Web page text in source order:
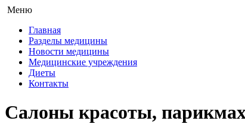
Меню
Главная
Разделы медицины
Новости медицины
Медицинские учреждения
Диеты
Контакты
Салоны красоты,